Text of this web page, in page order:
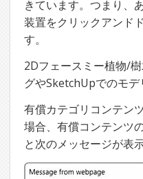
きています。つまり、
装置をクリックアンド
す。
2Dフェースミー植物/
グやSketchUpでのモデ
有償カテゴリコンテン
場合、有償コンテンツ
と次のメッセージが表